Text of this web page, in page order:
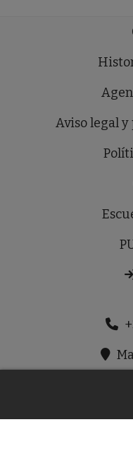
Aviso legal